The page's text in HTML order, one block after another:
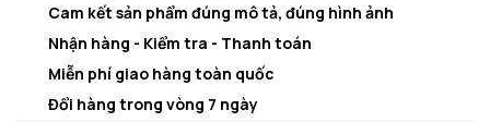
Cam kết sản phẩm đúng mô tả, đúng hình ảnh
Nhận hàng - Kiểm tra - Thanh toán
Miễn phí giao hàng toàn quốc
Đổi hàng trong vòng 7 ngày